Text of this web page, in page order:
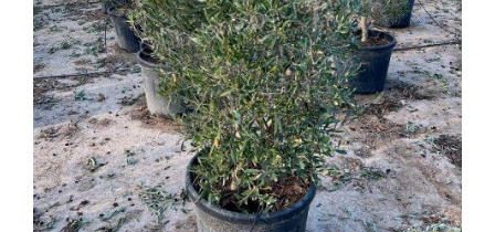
Treesafe
VORSTBESCHERMINGVOORBOMEN.NL
WINTERSCHUTZFUERBAEUME.DE
FROSTPROTECTIONFORTREES.CO.UK
Terracotta
TERRACOTTA.NL
TERRACOTTA.BE
TERRAKOTTA.DE